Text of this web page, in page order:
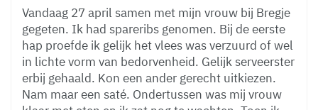
Vandaag 27 april samen met mijn vrouw bij Bregje
gegeten. Ik had spareribs genomen. Bij de eerste
hap proefde ik gelijk het vlees was verzuurd of wel
in lichte vorm van bedorvenheid. Gelijk serveerster
erbij gehaald. Kon een ander gerecht uitkiezen.
Nam maar een saté. Ondertussen was mij vrouw